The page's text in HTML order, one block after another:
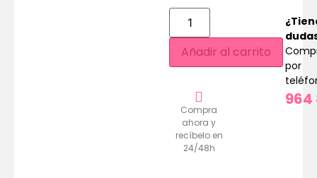
Añadir al carrito
Compra
ahora y
recíbelo en
24/48h
por
964